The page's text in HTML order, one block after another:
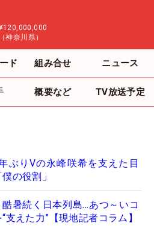
神奈川県）
ド 組み合せ ニュース
概要など TV放送予定
りVの永峰咲希を支えた目
の役割」
暑続く日本列島…あつ～いコ
支えた力”【現地記者コラム】